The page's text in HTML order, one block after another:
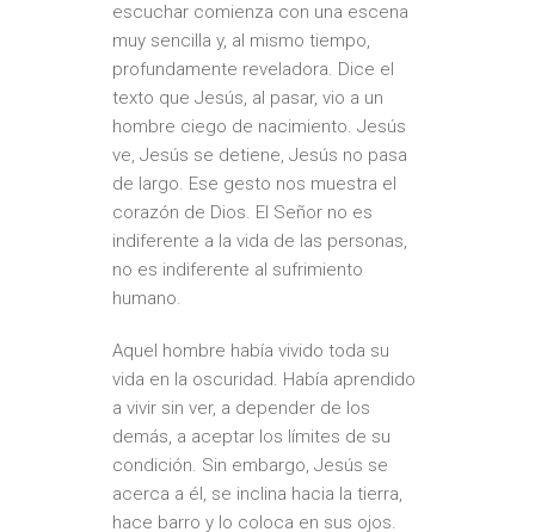
escuchar comienza con una escena
muy sencilla y, al mismo tiempo,
profundamente reveladora. Dice el
texto que Jesús, al pasar, vio a un
hombre ciego de nacimiento. Jesús
ve, Jesús se detiene, Jesús no pasa
de largo. Ese gesto nos muestra el
corazón de Dios. El Señor no es
indiferente a la vida de las personas,
no es indiferente al sufrimiento
humano.
Aquel hombre había vivido toda su
vida en la oscuridad. Había aprendido
a vivir sin ver, a depender de los
demás, a aceptar los límites de su
condición. Sin embargo, Jesús se
acerca a él, se inclina hacia la tierra,
hace barro y lo coloca en sus ojos.